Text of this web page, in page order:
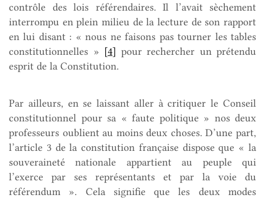
contrôle des lois référendaires. Il l’avait sèchement
interrompu en plein milieu de la lecture de son rapport
en lui disant : « nous ne faisons pas tourner les tables
constitutionnelles » [4] pour rechercher un prétendu
esprit de la Constitution.
Par ailleurs, en se laissant aller à critiquer le Conseil
constitutionnel pour sa « faute politique » nos deux
professeurs oublient au moins deux choses. D’une part,
l’article 3 de la constitution française dispose que « la
souveraineté nationale appartient au peuple qui
l’exerce par ses représentants et par la voie du
référendum ». Cela signifie que les deux modes